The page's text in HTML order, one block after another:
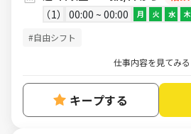
1
00:00 ~ 00:00 月 火 水 木
#自由シフト
仕事内容を見てみる
キープする